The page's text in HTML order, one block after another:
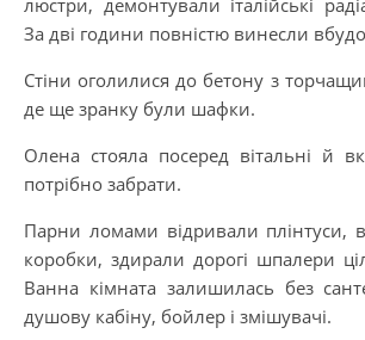
За дві години повністю винесли
Стіни оголилися до бетону з
де ще зранку були шафки.
Олена стояла посеред вітальні й
потрібно забрати.
Парни ломами відривали плінтуси,
коробки, здирали дорогі шпалери
Ванна кімната залишилась без
душову кабіну, бойлер і змішувачі.